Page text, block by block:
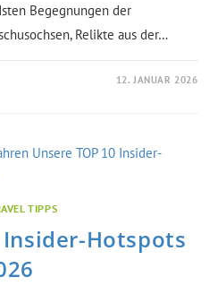
Begegnungen der
Relikte aus der…
12. JANUAR 2026
TIPPS
Insider-Hotspots